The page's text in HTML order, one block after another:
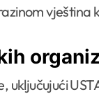
vještina
uključujući